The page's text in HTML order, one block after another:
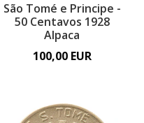
São Tomé e Principe -
50 Centavos 1928
Alpaca
100,00 EUR